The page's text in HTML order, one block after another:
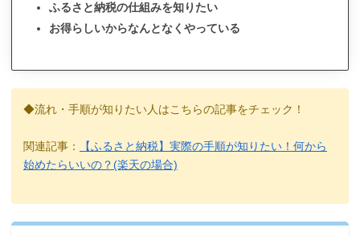
ふるさと納税の仕組みを知りたい
お得らしいからなんとなくやっている
◆流れ・手順が知りたい人はこちらの記事をチェック！
関連記事：
【ふるさと納税】実際の手順が知りたい！何から
始めたらいいの？(楽天の場合)